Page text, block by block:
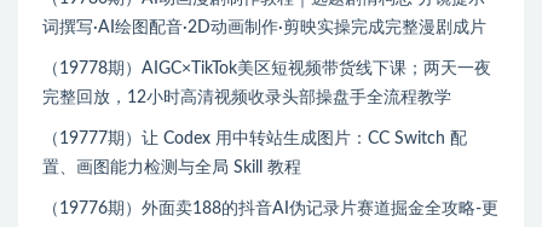
词撰写·AI绘图配音·2D动画制作·剪映实操完成完整漫剧成片
（19778期）AIGC×TikTok美区短视频带货线下课；两天一夜
完整回放，12小时高清视频收录头部操盘手全流程教学
（19777期）让 Codex 用中转站生成图片：CC Switch 配
置、画图能力检测与全局 Skill 教程
（19776期）外面卖188的抖音AI伪记录片赛道掘金全攻略-更